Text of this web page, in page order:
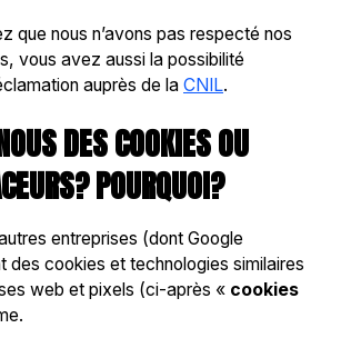
que nous n’avons pas respecté nos
vous avez aussi la possibilité
auprès de la CNIL.
DES COOKIES OU
POURQUOI?
entreprises (dont Google
des cookies et technologies similaires
web et pixels (ci-après « cookies